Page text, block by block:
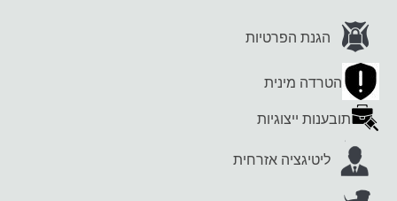
הגנת הפרטיות
הטרדה מינית
תובענות ייצוגיות
ליטיגציה אזרחית